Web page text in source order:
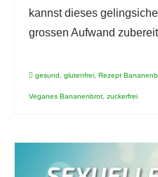
kannst dieses
grossen Aufwand
gesund glutenfrei Rezept
Veganes Bananenbrot zuckerfrei